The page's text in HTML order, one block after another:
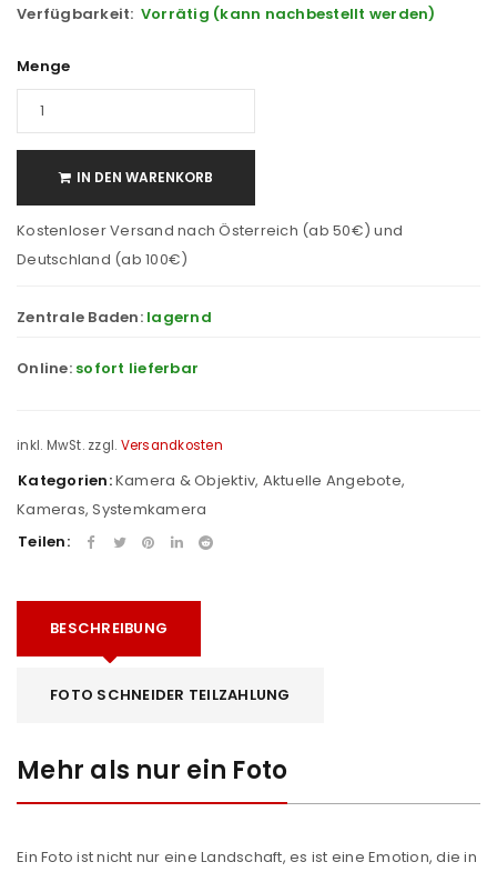
Verfügbarkeit: Vorrätig (kann nachbestellt werden)
Menge
IN DEN WARENKORB
Kostenloser Versand nach Österreich (ab 50€) und
Deutschland (ab 100€)
Zentrale Baden: lagernd
Online: sofort lieferbar
inkl. MwSt. zzgl. Versandkosten
Kategorien:Kamera & Objektiv, Aktuelle Angebote,
Kameras,Systemkamera
Teilen:
BESCHREIBUNG
FOTO SCHNEIDER TEILZAHLUNG
Mehr als nur ein Foto
Ein Foto ist nicht nur eine Landschaft, es ist eine Emotion, die in